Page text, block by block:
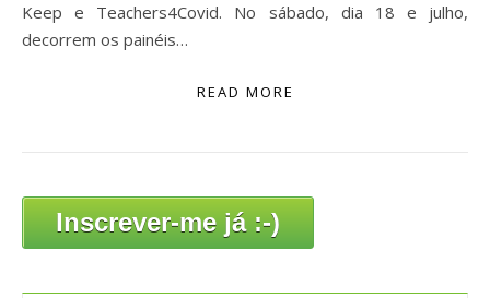
Keep e Teachers4Covid. No sábado, dia 18 e julho,
decorrem os painéis…
READ MORE
Inscrever-me já :-)